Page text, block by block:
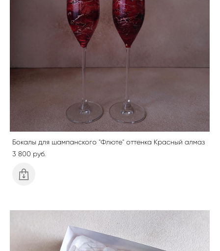
Бокалы для шампанского "Флюте" оттенка Красный алмаз
3 800 pуб.